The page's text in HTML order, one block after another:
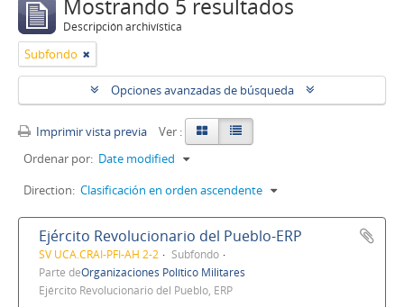
Mostrando 5 resultados
Descripción archivística
Subfondo
Opciones avanzadas de búsqueda
Imprimir vista previa
Ver :
Ordenar por: Date modified
Direction: Clasificación en orden ascendente
Ejército Revolucionario del Pueblo-ERP
SV UCA.CRAI-PFI-AH 2-2
Subfondo
Parte deOrganizaciones Político Militares
Ejército Revolucionario del Pueblo, ERP